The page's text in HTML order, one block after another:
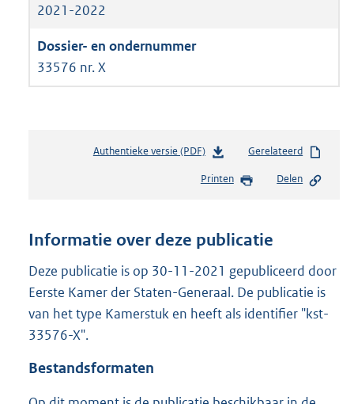
2021-2022
33576 nr. X
Authentieke versie (PDF)b
s
n
s
r
o
:
Gerelateerd
Printen Delen
Informatie over deze publicatie
Deze publicatie is op 30-11-2021 gepubliceerd door
Eerste Kamer der Staten-Generaal. De publicatie is
van het type Kamerstuk en heeft als identifier "kst-
33576-X".
Bestandsformaten